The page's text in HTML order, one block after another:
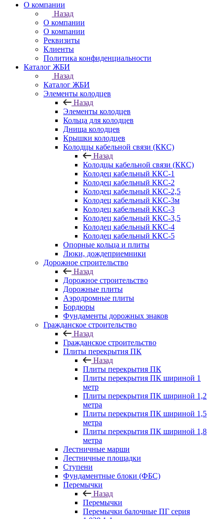
О компании
Назад
О компании
О компании
Реквизиты
Клиенты
Политика конфиденциальности
Каталог ЖБИ
Назад
Каталог ЖБИ
Элементы колодцев
Назад
Элементы колодцев
Кольца для колодцев
Днища колодцев
Крышки колодцев
Колодцы кабельной связи (ККС)
Назад
Колодцы кабельной связи (ККС)
Колодец кабельный ККС-1
Колодец кабельный ККС-2
Колодец кабельный ККС-2,5
Колодец кабельный ККС-3м
Колодец кабельный ККС-3
Колодец кабельный ККС-3,5
Колодец кабельный ККС-4
Колодец кабельный ККС-5
Опорные кольца и плиты
Люки, дождеприемники
Дорожное строительство
Назад
Дорожное строительство
Дорожные плиты
Аэродромные плиты
Бордюры
Фундаменты дорожных знаков
Гражданское строительство
Назад
Гражданское строительство
Плиты перекрытия ПК
Назад
Плиты перекрытия ПК
Плиты перекрытия ПК шириной 1
метр
Плиты перекрытия ПК шириной 1,2
метра
Плиты перекрытия ПК шириной 1,5
метра
Плиты перекрытия ПК шириной 1,8
метра
Лестничные марши
Лестничные площадки
Ступени
Фундаментные блоки (ФБС)
Перемычки
Назад
Перемычки
Перемычки балочные ПГ серия